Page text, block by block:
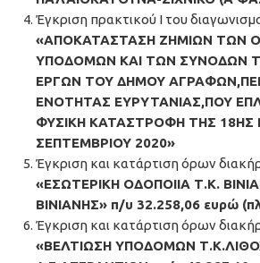
Έγκριση πρακτικού Ι του
«ΑΠΟΚΑΤΑΣΤΑΣΗ ΖΗΜΙΩΝ ΤΩΝ
ΥΠΟΔΟΜΩΝ ΚΑΙ ΤΩΝ ΣΥΝΟΔΩΝ
ΕΡΓΩΝ ΤΟΥ ΔΗΜΟΥ
ΕΝΟΤΗΤΑΣ ΕΥΡΥΤΑΝΙΑΣ,ΠΟΥ
ΦΥΣΙΚΗ ΚΑΤΑΣΤΡΟΦΗ ΤΗΣ 18ΗΣ
ΣΕΠΤΕΜΒΡΙΟΥ 2020»
Έγκριση και κατάρτιση όρων
«ΕΣΩΤΕΡΙΚΗ ΟΔΟΠΟΙΙΑ Τ.Κ.
ΒΙΝΙΑΝΗΣ» π/υ 32.258,06 ευρώ
Έγκριση και κατάρτιση όρων
«ΒΕΛΤΙΩΣΗ ΥΠΟΔΟΜΩΝ